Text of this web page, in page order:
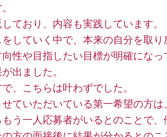
ており、内容も実践しています。
していく中で、本来の自分を取り
性や目指したい目標が明確になっ
出ました。
、こちらは叶わずでした。
せていただいている第一希望の方
もう一人応募者がいるとのことで